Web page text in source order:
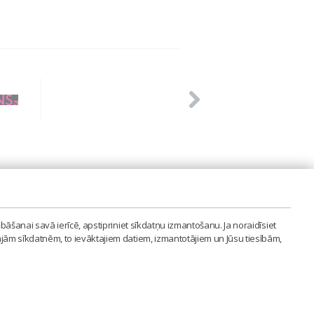
savā ierīcē, apstipriniet sīkdatņu izmantošanu. Ja noraidīsiet
sīkdatnēm, to ievāktajiem datiem, izmantotājiem un Jūsu tiesībām,